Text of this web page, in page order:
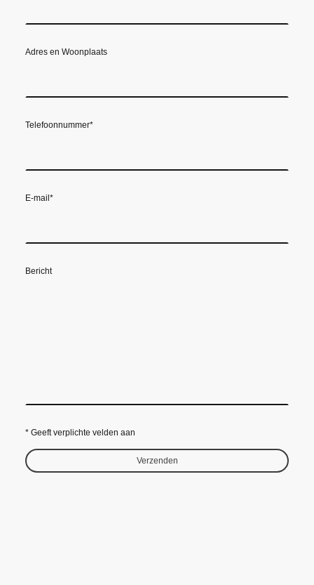
Adres en Woonplaats
Telefoonnummer*
E-mail*
Bericht
* Geeft verplichte velden aan
Verzenden